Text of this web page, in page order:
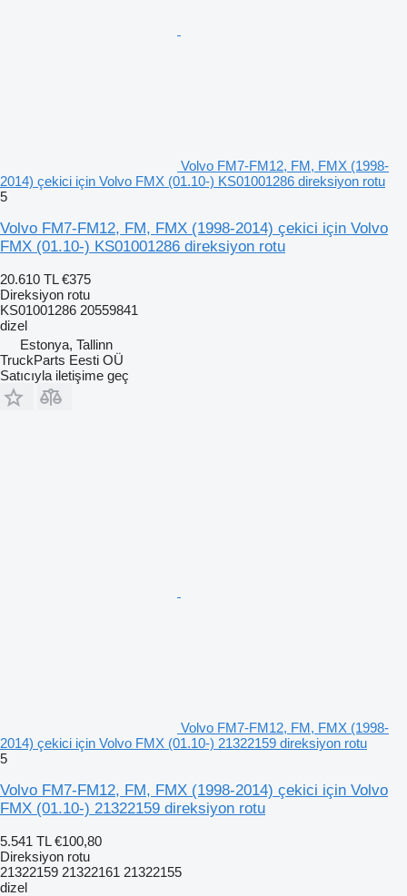
Volvo FM7-FM12, FM, FMX (1998-
2014) çekici için Volvo FMX (01.10-) KS01001286 direksiyon rotu
5
Volvo FM7-FM12, FM, FMX (1998-2014) çekici için Volvo
FMX (01.10-) KS01001286 direksiyon rotu
20.610 TL €375
Direksiyon rotu
KS01001286 20559841
dizel
Estonya, Tallinn
TruckParts Eesti OÜ
Satıcıyla iletişime geç
Volvo FM7-FM12, FM, FMX (1998-
2014) çekici için Volvo FMX (01.10-) 21322159 direksiyon rotu
5
Volvo FM7-FM12, FM, FMX (1998-2014) çekici için Volvo
FMX (01.10-) 21322159 direksiyon rotu
5.541 TL €100,80
Direksiyon rotu
21322159 21322161 21322155
dizel